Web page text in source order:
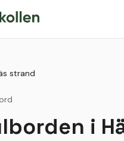
strand
i